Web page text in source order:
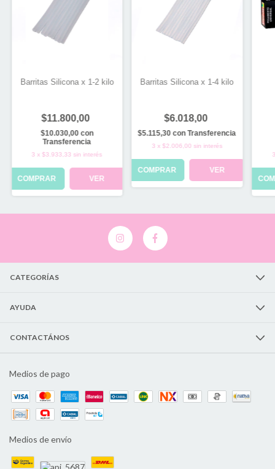
Barritas Silicona x 1-2 kilo
$11.800,00
$10.030,00con
Transferencia
3 x$3.933,33 sin interés
COMPRAR VER
Barritas Silicona x 1-4 kilo
$6.018,00
$5.115,30con Transferencia
3 x$2.006,00 sin interés
COMPRAR VER
3
CATEGORÍAS
AYUDA
CONTACTÁNOS
Medios de pago
Medios de envío